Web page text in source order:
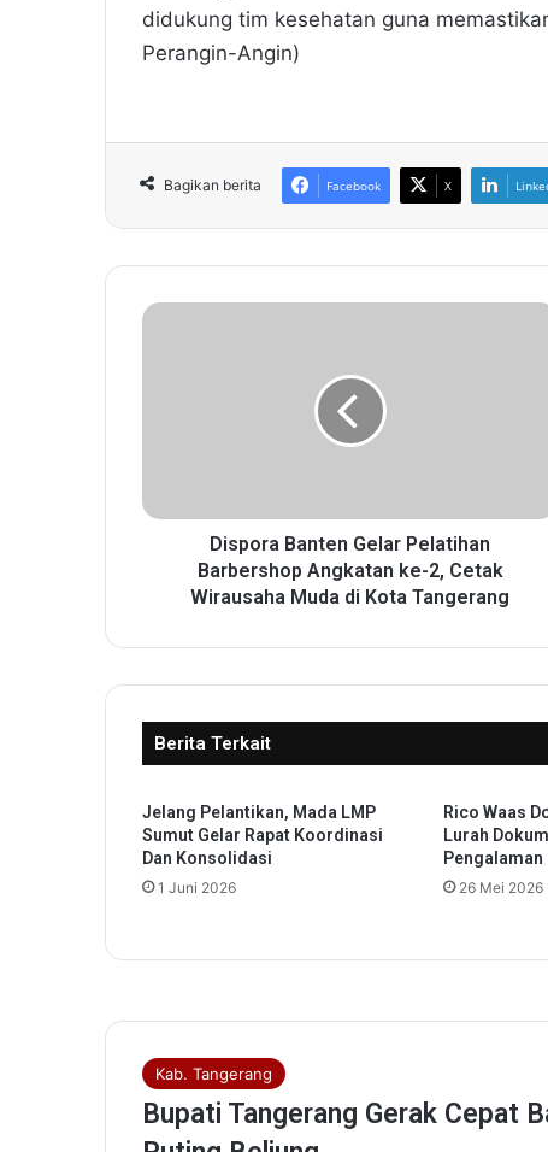
didukung tim kesehatan guna
Perangin-Angin)
Bagikan berita Facebook X
D
a
G
a
P
l
a
i
a
b
e
r
Dispora Banten Gelar Pelatihan
Barbershop Angkatan ke-2, Cetak
Wirausaha Muda di Kota Tangerang
Berita Terkait
Jelang Pelantikan, Mada LMP
Sumut Gelar Rapat Koordinasi
Dan Konsolidasi
1 Juni 2026
Rico Waas
Lurah
26 Mei 2026